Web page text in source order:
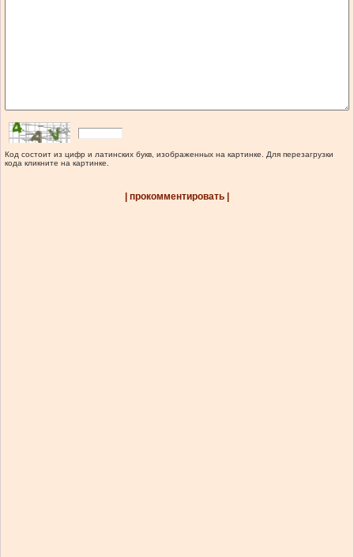
Код состоит из цифр и латинских букв, изображенных на картинке. Для перезагрузки
кода кликните на картинке.
| прокомментировать |